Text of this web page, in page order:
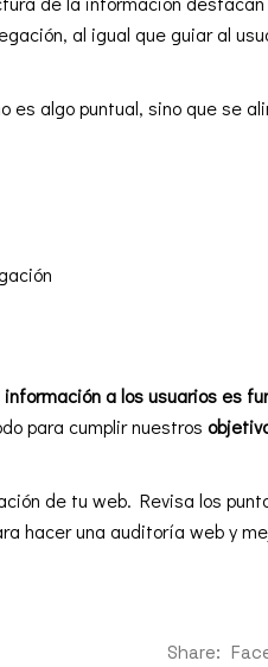
al igual que guiar al
es algo puntual, sino que se
información a los usuarios es
para cumplir nuestros
de tu web. Revisa los
hacer una auditoría weby
Share: